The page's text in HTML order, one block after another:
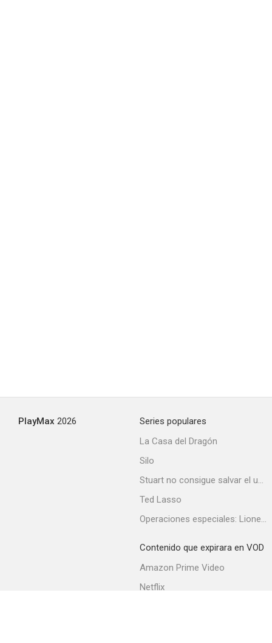
PlayMax 2026
Series populares
La Casa del Dragón
Silo
Stuart no consigue salvar el universo
Ted Lasso
Operaciones especiales: Lioness
Contenido que expirara en VOD
Amazon Prime Video
Netflix